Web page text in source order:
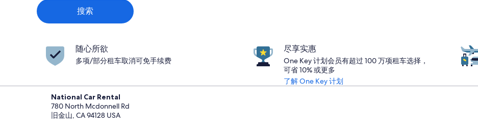
搜索
随心所欲
多项/部分租车取消可免手续费
尽享实惠
One Key 计划会员有超过 100 万项租车选择，
可省 10% 或更多
了解 One Key 计划
National Car Rental
780 North Mcdonnell Rd
旧金山, CA 94128 USA